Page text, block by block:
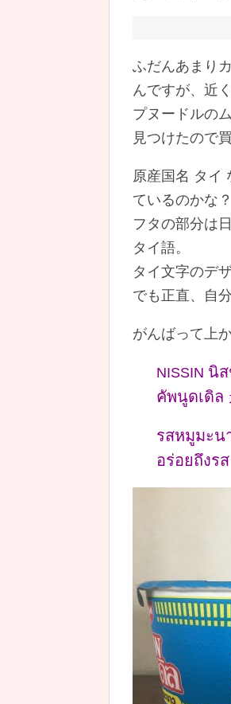
ふだんあまり
んですが、近
プヌードルの
見つけたので
原産国名 タイ
ているのかな？
フタの部分は
タイ語。
タイ文字のデ
でも正直、自
がんばって上
NISSIN นิ
คัพนูดเดิล
รสหมูมะน
อร่อยถึงรส